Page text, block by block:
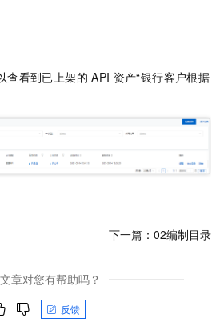
查看到已上架的 API 资产“银行客户根据
下一篇： 02编制目录
章对您有帮助吗？
反馈